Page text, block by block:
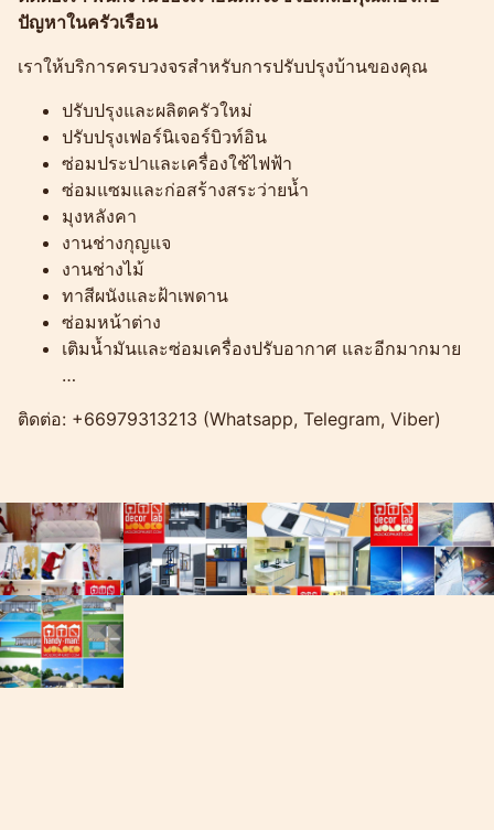
ปัญหาในครัวเรือน
เราให้บริการครบวงจรสำหรับการปรับปรุงบ้านของคุณ
ปรับปรุงและผลิตครัวใหม่
ปรับปรุงเฟอร์นิเจอร์บิวท์อิน
ซ่อมประปาและเครื่องใช้ไฟฟ้า
ซ่อมแซมและก่อสร้างสระว่ายน้ำ
มุงหลังคา
งานช่างกุญแจ
งานช่างไม้
ทาสีผนังและฝ้าเพดาน
ซ่อมหน้าต่าง
เติมน้ำมันและซ่อมเครื่องปรับอากาศ และอีกมากมาย
…
ติดต่อ: +66979313213 (Whatsapp, Telegram, Viber)